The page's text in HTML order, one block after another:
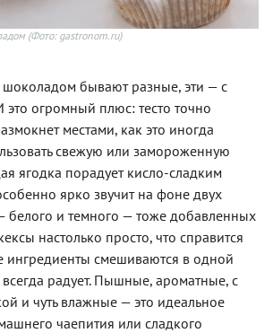
(Фото: gastronom.ru)
бывают разные, эти — с
огромный плюс: тесто точно
местами, как это иногда
свежую или замороженную
ягодка порадует кисло-сладким
ярко звучит на фоне двух
белого и темного — тоже добавленных
настолько просто, что справится
ингредиенты смешиваются в одной
всегда радует. Пышные, ароматные, с
и чуть влажные — это идеальное
чаепития или сладкого